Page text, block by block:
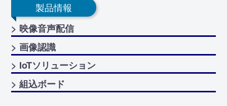
製品情報
> 映像音声配信
> 画像認識
> IoTソリューション
> 組込ボード